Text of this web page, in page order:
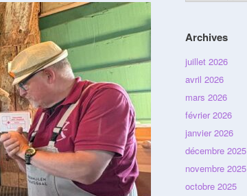
Archives
juillet 2026
avril 2026
mars 2026
février 2026
janvier 2026
décembre 2025
novembre 2025
octobre 2025